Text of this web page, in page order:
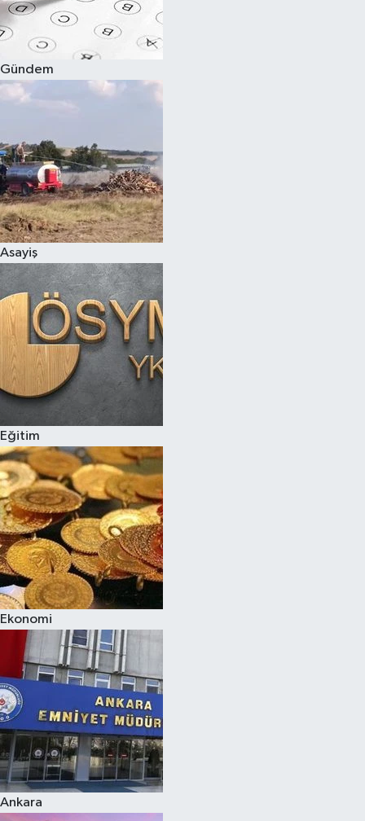
Gündem
Asayiş
Eğitim
Ekonomi
Ankara
Spor
Burç Yorumları
Eğitim
Hava Durumu
Kadın
Kim kimdir?
Kültür Sanat
Sağlık
Siyaset
Teknoloji
Televizyon
Yaşam-Çevre